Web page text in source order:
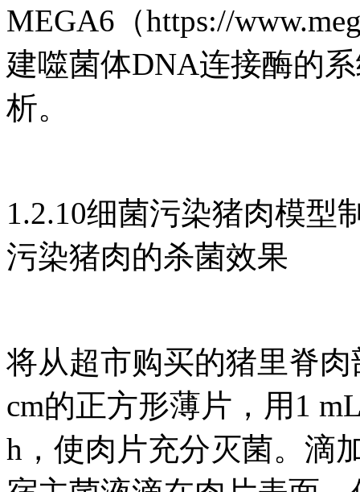
MEGA6（https://
建噬菌体DNA连接酶的
析。
1.2.10细菌污染猪肉模型
污染猪肉的杀菌效果
将从超市购买的猪里脊
cm的正方形薄片，用1
h，使肉片充分灭菌。滴